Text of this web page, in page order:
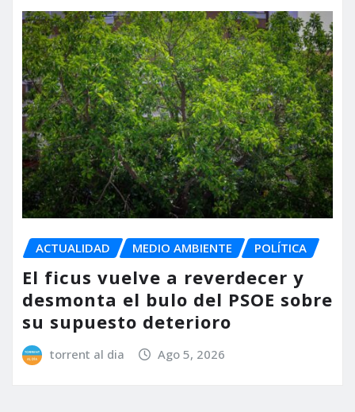
ACTUALIDAD MEDIO AMBIENTE POLÍTICA
El ficus vuelve a reverdecer y
desmonta el bulo del PSOE sobre
su supuesto deterioro
torrent al dia Ago 5, 2026